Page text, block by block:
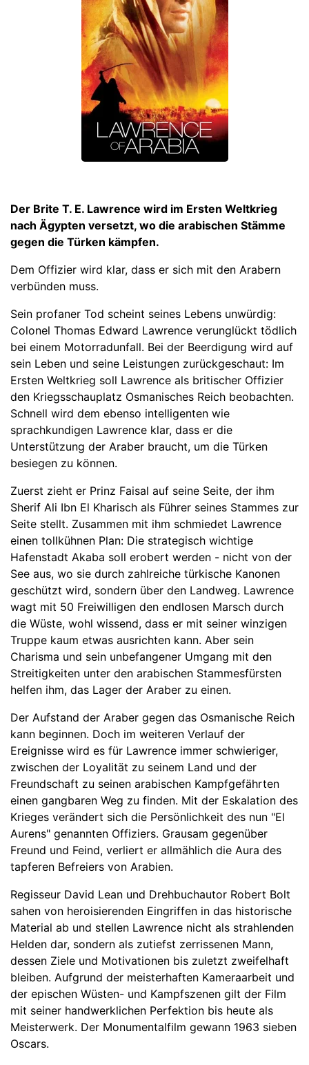
Der Brite T. E. Lawrence wird im Ersten Weltkrieg
nach Ägypten versetzt, wo die arabischen Stämme
gegen die Türken kämpfen.
Dem Offizier wird klar, dass er sich mit den Arabern
verbünden muss.
Sein profaner Tod scheint seines Lebens unwürdig:
Colonel Thomas Edward Lawrence verunglückt tödlich
bei einem Motorradunfall. Bei der Beerdigung wird auf
sein Leben und seine Leistungen zurückgeschaut: Im
Ersten Weltkrieg soll Lawrence als britischer Offizier
den Kriegsschauplatz Osmanisches Reich beobachten.
Schnell wird dem ebenso intelligenten wie
sprachkundigen Lawrence klar, dass er die
Unterstützung der Araber braucht, um die Türken
besiegen zu können.
Zuerst zieht er Prinz Faisal auf seine Seite, der ihm
Sherif Ali Ibn El Kharisch als Führer seines Stammes zur
Seite stellt. Zusammen mit ihm schmiedet Lawrence
einen tollkühnen Plan: Die strategisch wichtige
Hafenstadt Akaba soll erobert werden - nicht von der
See aus, wo sie durch zahlreiche türkische Kanonen
geschützt wird, sondern über den Landweg. Lawrence
wagt mit 50 Freiwilligen den endlosen Marsch durch
die Wüste, wohl wissend, dass er mit seiner winzigen
Truppe kaum etwas ausrichten kann. Aber sein
Charisma und sein unbefangener Umgang mit den
Streitigkeiten unter den arabischen Stammesfürsten
helfen ihm, das Lager der Araber zu einen.
Der Aufstand der Araber gegen das Osmanische Reich
kann beginnen. Doch im weiteren Verlauf der
Ereignisse wird es für Lawrence immer schwieriger,
zwischen der Loyalität zu seinem Land und der
Freundschaft zu seinen arabischen Kampfgefährten
einen gangbaren Weg zu finden. Mit der Eskalation des
Krieges verändert sich die Persönlichkeit des nun "El
Aurens" genannten Offiziers. Grausam gegenüber
Freund und Feind, verliert er allmählich die Aura des
tapferen Befreiers von Arabien.
Regisseur David Lean und Drehbuchautor Robert Bolt
sahen von heroisierenden Eingriffen in das historische
Material ab und stellen Lawrence nicht als strahlenden
Helden dar, sondern als zutiefst zerrissenen Mann,
dessen Ziele und Motivationen bis zuletzt zweifelhaft
bleiben. Aufgrund der meisterhaften Kameraarbeit und
der epischen Wüsten- und Kampfszenen gilt der Film
mit seiner handwerklichen Perfektion bis heute als
Meisterwerk. Der Monumentalfilm gewann 1963 sieben
Oscars.